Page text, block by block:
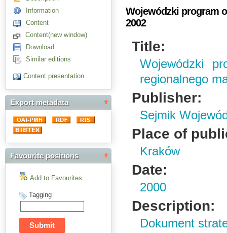
Information
Content
Content(new window)
Download
Similar editions
Content presentation
Export metadata
Favourite positions
Add to Favourites
Tagging
Wojewódzki program
2002
Title:
Wojewódzki
regionalnego
Publisher:
Sejmik
Place of
Kraków
Date:
2000
Description:
Dokument